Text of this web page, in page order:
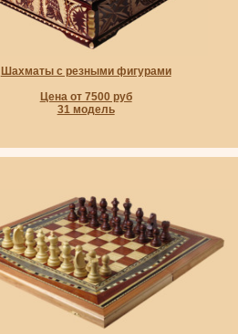
Шахматы с резными фигурами
Цена от 7500 руб
31 модель